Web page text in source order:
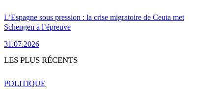
L’Espagne sous pression : la crise migratoire de Ceuta met
Schengen à l’épreuve
31.07.2026
LES PLUS RÉCENTS
POLITIQUE